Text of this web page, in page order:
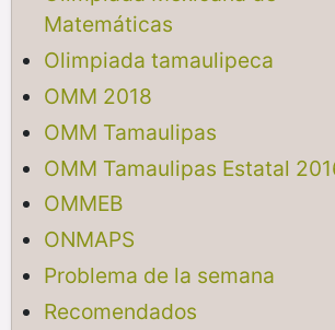
Matemáticas
Olimpiada tamaulipeca
OMM 2018
OMM Tamaulipas
OMM Tamaulipas Estatal
OMMEB
ONMAPS
Problema de la semana
Recomendados